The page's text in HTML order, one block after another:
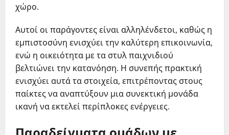
χώρο.
Αυτοί οι παράγοντες είναι αλληλένδετοι, καθώς η
εμπιστοσύνη ενισχύει την καλύτερη επικοινωνία,
ενώ η οικειότητα με τα στυλ παιχνιδιού
βελτιώνει την κατανόηση. Η συνεπής πρακτική
ενισχύει αυτά τα στοιχεία, επιτρέποντας στους
παίκτες να αναπτύξουν μια συνεκτική μονάδα
ικανή να εκτελεί περίπλοκες ενέργειες.
Παραδείγματα ομάδων με